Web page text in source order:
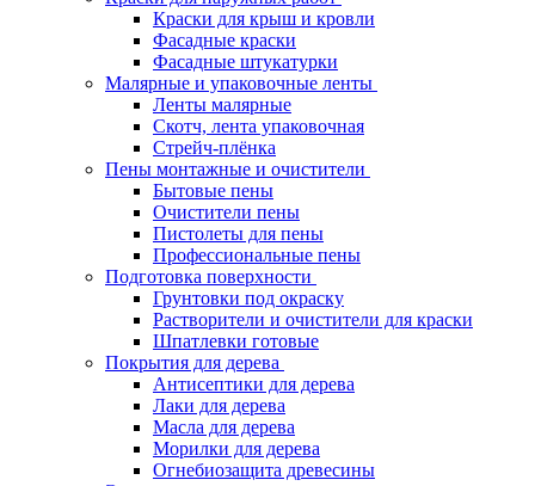
Краски для крыш и кровли
Фасадные краски
Фасадные штукатурки
Малярные и упаковочные ленты
Ленты малярные
Скотч, лента упаковочная
Стрейч-плёнка
Пены монтажные и очистители
Бытовые пены
Очистители пены
Пистолеты для пены
Профессиональные пены
Подготовка поверхности
Грунтовки под окраску
Растворители и очистители для краски
Шпатлевки готовые
Покрытия для дерева
Антисептики для дерева
Лаки для дерева
Масла для дерева
Морилки для дерева
Огнебиозащита древесины